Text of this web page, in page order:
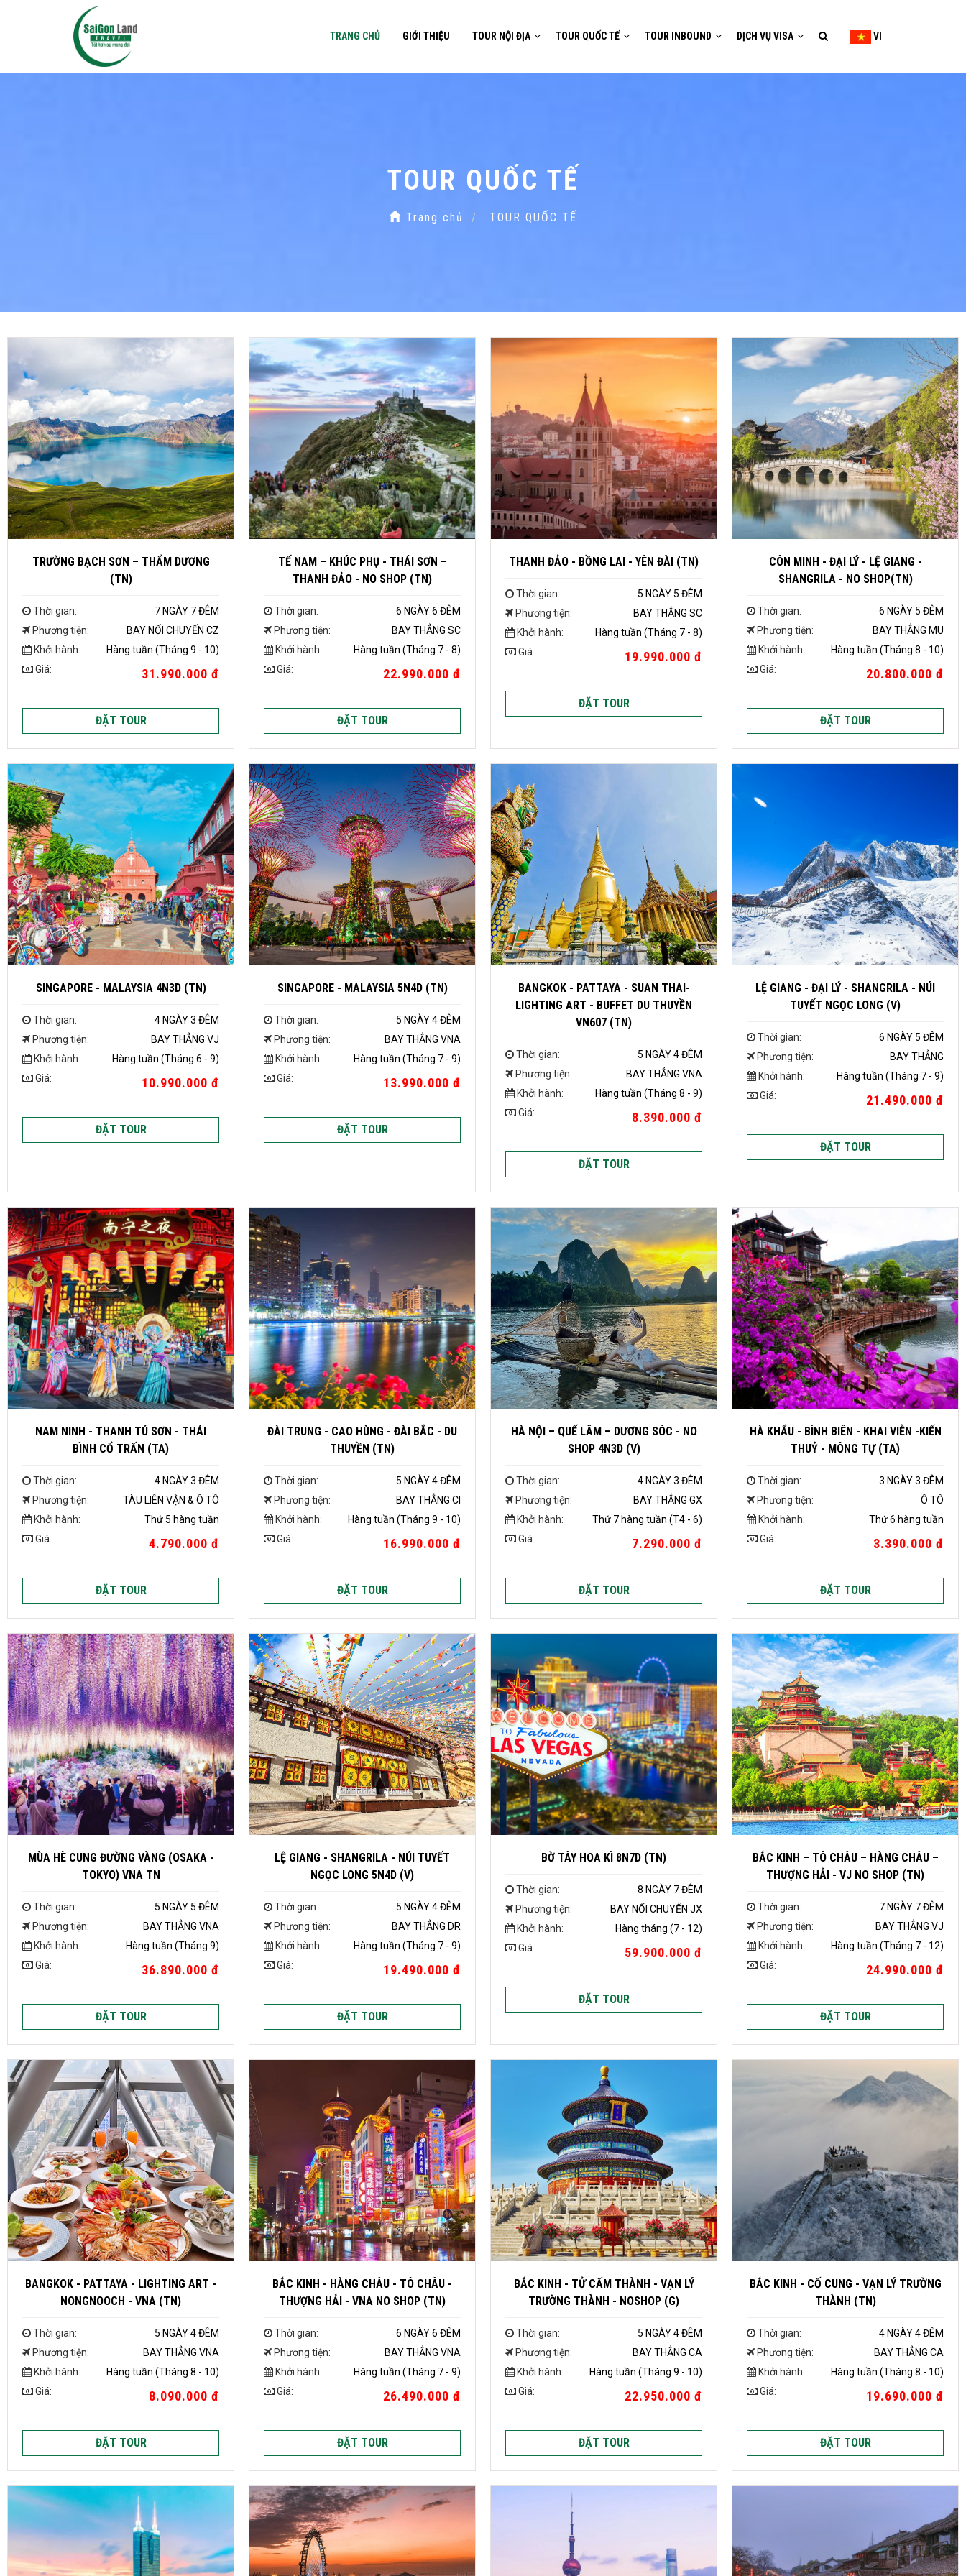
TRANG CHỦ GIỚI THIỆU TOUR NỘI ĐỊA TOUR QUỐC TẾ TOUR INBOUND DỊCH VỤ VISA VI
TOUR QUỐC TẾ
Trang chủ TOUR QUỐC TẾ
TRƯỜNG BẠCH SƠN – THẨM DƯƠNG
(TN)
Thời gian:
7 NGÀY 7 ĐÊM
Phương tiện:
BAY NỐI CHUYẾN CZ
Khởi hành:
Hàng tuần (Tháng 9 - 10)
Giá:
31.990.000 đ
ĐẶT TOUR
TẾ NAM – KHÚC PHỤ - THÁI SƠN –
THANH ĐẢO - NO SHOP (TN)
Thời gian:
6 NGÀY 6 ĐÊM
Phương tiện:
BAY THẲNG SC
Khởi hành:
Hàng tuần (Tháng 7 - 8)
Giá:
22.990.000 đ
ĐẶT TOUR
THANH ĐẢO - BỒNG LAI - YÊN ĐÀI (TN)
Thời gian:
5 NGÀY 5 ĐÊM
Phương tiện:
BAY THẲNG SC
Khởi hành:
Hàng tuần (Tháng 7 - 8)
Giá:
19.990.000 đ
ĐẶT TOUR
CÔN MINH - ĐẠI LÝ - LỆ GIANG -
SHANGRILA - NO SHOP(TN)
Thời gian:
6 NGÀY 5 ĐÊM
Phương tiện:
BAY THẲNG MU
Khởi hành:
Hàng tuần (Tháng 8 - 10)
Giá:
20.800.000 đ
ĐẶT TOUR
SINGAPORE - MALAYSIA 4N3D (TN)
Thời gian:
4 NGÀY 3 ĐÊM
Phương tiện:
BAY THẲNG VJ
Khởi hành:
Hàng tuần (Tháng 6 - 9)
Giá:
10.990.000 đ
ĐẶT TOUR
SINGAPORE - MALAYSIA 5N4D (TN)
Thời gian:
5 NGÀY 4 ĐÊM
Phương tiện:
BAY THẲNG VNA
Khởi hành:
Hàng tuần (Tháng 7 - 9)
Giá:
13.990.000 đ
ĐẶT TOUR
BANGKOK - PATTAYA - SUAN THAI-
LIGHTING ART - BUFFET DU THUYỀN
VN607 (TN)
Thời gian:
5 NGÀY 4 ĐÊM
Phương tiện:
BAY THẲNG VNA
Khởi hành:
Hàng tuần (Tháng 8 - 9)
Giá:
8.390.000 đ
ĐẶT TOUR
LỆ GIANG - ĐẠI LÝ - SHANGRILA - NÚI
TUYẾT NGỌC LONG (V)
Thời gian:
6 NGÀY 5 ĐÊM
Phương tiện:
BAY THẲNG
Khởi hành:
Hàng tuần (Tháng 7 - 9)
Giá:
21.490.000 đ
ĐẶT TOUR
NAM NINH - THANH TÚ SƠN - THÁI
BÌNH CỔ TRẤN (TA)
Thời gian:
4 NGÀY 3 ĐÊM
Phương tiện:
TÀU LIÊN VẬN & Ô TÔ
Khởi hành:
Thứ 5 hàng tuần
Giá:
4.790.000 đ
ĐẶT TOUR
ĐÀI TRUNG - CAO HÙNG - ĐÀI BẮC - DU
THUYỀN (TN)
Thời gian:
5 NGÀY 4 ĐÊM
Phương tiện:
BAY THẲNG CI
Khởi hành:
Hàng tuần (Tháng 9 - 10)
Giá:
16.990.000 đ
ĐẶT TOUR
HÀ NỘI – QUẾ LÂM – DƯƠNG SÓC - NO
SHOP 4N3D (V)
Thời gian:
4 NGÀY 3 ĐÊM
Phương tiện:
BAY THẲNG GX
Khởi hành:
Thứ 7 hàng tuần (T4 - 6)
Giá:
7.290.000 đ
ĐẶT TOUR
HÀ KHẨU - BÌNH BIÊN - KHAI VIỄN -KIẾN
THUỶ - MÔNG TỰ (TA)
Thời gian:
3 NGÀY 3 ĐÊM
Phương tiện:
Ô TÔ
Khởi hành:
Thứ 6 hàng tuần
Giá:
3.390.000 đ
ĐẶT TOUR
MÙA HÈ CUNG ĐƯỜNG VÀNG (OSAKA -
TOKYO) VNA TN
Thời gian:
5 NGÀY 5 ĐÊM
Phương tiện:
BAY THẲNG VNA
Khởi hành:
Hàng tuần (Tháng 9)
Giá:
36.890.000 đ
ĐẶT TOUR
LỆ GIANG - SHANGRILA - NÚI TUYẾT
NGỌC LONG 5N4D (V)
Thời gian:
5 NGÀY 4 ĐÊM
Phương tiện:
BAY THẲNG DR
Khởi hành:
Hàng tuần (Tháng 7 - 9)
Giá:
19.490.000 đ
ĐẶT TOUR
BỜ TÂY HOA KÌ 8N7D (TN)
Thời gian:
8 NGÀY 7 ĐÊM
Phương tiện:
BAY NỐI CHUYẾN JX
Khởi hành:
Hàng tháng (7 - 12)
Giá:
59.900.000 đ
ĐẶT TOUR
BẮC KINH – TÔ CHÂU – HÀNG CHÂU –
THƯỢNG HẢI - VJ NO SHOP (TN)
Thời gian:
7 NGÀY 7 ĐÊM
Phương tiện:
BAY THẲNG VJ
Khởi hành:
Hàng tuần (Tháng 7 - 12)
Giá:
24.990.000 đ
ĐẶT TOUR
BANGKOK - PATTAYA - LIGHTING ART -
NONGNOOCH - VNA (TN)
Thời gian:
5 NGÀY 4 ĐÊM
Phương tiện:
BAY THẲNG VNA
Khởi hành:
Hàng tuần (Tháng 8 - 10)
Giá:
8.090.000 đ
ĐẶT TOUR
BẮC KINH - HÀNG CHÂU - TÔ CHÂU -
THƯỢNG HẢI - VNA NO SHOP (TN)
Thời gian:
6 NGÀY 6 ĐÊM
Phương tiện:
BAY THẲNG VNA
Khởi hành:
Hàng tuần (Tháng 7 - 9)
Giá:
26.490.000 đ
ĐẶT TOUR
BẮC KINH - TỬ CẤM THÀNH - VẠN LÝ
TRƯỜNG THÀNH - NOSHOP (G)
Thời gian:
5 NGÀY 4 ĐÊM
Phương tiện:
BAY THẲNG CA
Khởi hành:
Hàng tuần (Tháng 9 - 10)
Giá:
22.950.000 đ
ĐẶT TOUR
BẮC KINH - CỐ CUNG - VẠN LÝ TRƯỜNG
THÀNH (TN)
Thời gian:
4 NGÀY 4 ĐÊM
Phương tiện:
BAY THẲNG CA
Khởi hành:
Hàng tuần (Tháng 8 - 10)
Giá:
19.690.000 đ
ĐẶT TOUR